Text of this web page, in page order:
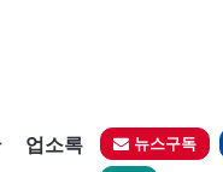
업소록 뉴스구독